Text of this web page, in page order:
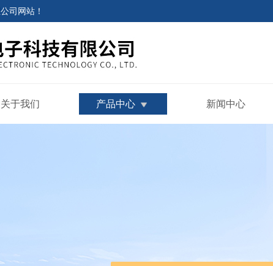
司网站 ！
关于我们 产品中心 新闻中心